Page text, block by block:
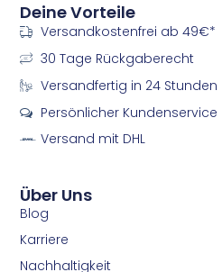
-
f
a
c
e
b
o
k
-
i
s
t
g
a
Über Uns
Blog
Karriere
Nachhaltigkeit
Deine Vorteile
Versandkostenfrei ab 49€*
30 Tage Rückgaberecht
Versandfertig in 24 Stunden
Persönlicher Kundenservice
Versand mit DHL